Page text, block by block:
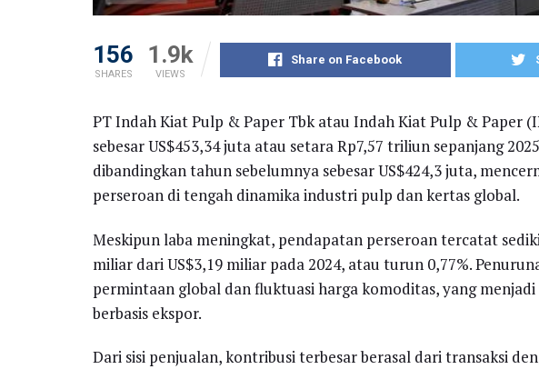
156
SHARES
1.9k
VIEWS
Share on Facebook
PT Indah Kiat Pulp & Paper Tbk atau Indah Kiat Pulp & Paper
sebesar US$453,34 juta atau setara Rp7,57 triliun sepanjang
dibandingkan tahun sebelumnya sebesar US$424,3 juta,
perseroan di tengah dinamika industri pulp dan kertas global.
Meskipun laba meningkat, pendapatan perseroan tercatat
miliar dari US$3,19 miliar pada 2024, atau turun 0,77%.
permintaan global dan fluktuasi harga komoditas, yang
berbasis ekspor.
Dari sisi penjualan, kontribusi terbesar berasal dari transaksi